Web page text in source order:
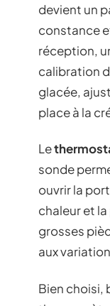
devient un
constance
réception,
calibration
glacée,
place à la
Le
sonde
ouvrir la
chaleur et
grosses
aux
Bien choisi,